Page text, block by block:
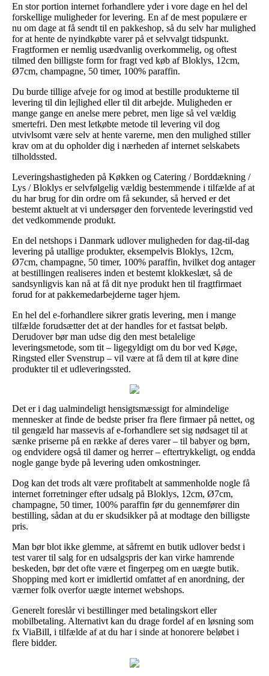
En stor portion internet forhandlere yder i vore dage en hel del
forskellige muligheder for levering. En af de mest populære er
nu om dage at få sendt til en pakkeshop, så du selv har mulighed
for at hente de nyindkøbte varer på et selvvalgt tidspunkt.
Fragtformen er nemlig usædvanlig overkommelig, og oftest
tilmed den billigste form for fragt ved køb af Bloklys, 12cm,
Ø7cm, champagne, 50 timer, 100% paraffin.
Du burde tillige afveje for og imod at bestille produkterne til
levering til din lejlighed eller til dit arbejde. Muligheden er
mange gange en anelse mere pebret, men lige så vel vældig
smertefri. Den mest letkøbte metode til levering vil dog
utvivlsomt være selv at hente varerne, men den mulighed stiller
krav om at du opholder dig i nærheden af internet selskabets
tilholdssted.
Leveringshastigheden på Køkken og Catering / Borddækning /
Lys / Bloklys er selvfølgelig vældig bestemmende i tilfælde af at
du har brug for din ordre om få sekunder, så herved er det
bestemt aktuelt at vi undersøger den forventede leveringstid ved
det vedkommende produkt.
En del netshops i Danmark udlover muligheden for dag-til-dag
levering på utallige produkter, eksempelvis Bloklys, 12cm,
Ø7cm, champagne, 50 timer, 100% paraffin, hvilket dog antager
at bestillingen realiseres inden et bestemt klokkeslæt, så de
sandsynligvis kan nå at få dit nye produkt hen til fragtfirmaet
forud for at pakkemedarbejderne tager hjem.
En hel del e-forhandlere sikrer gratis levering, men i mange
tilfælde forudsætter det at der handles for et fastsat beløb.
Derudover bør man udse dig den mest betalelige
leveringsmetode, som tit – ligegyldigt om du bor ved Køge,
Ringsted eller Svenstrup – vil være at få dem til at køre dine
produkter til et udleveringssted.
Det er i dag ualmindeligt hensigtsmæssigt for almindelige
mennesker at finde de bedste priser fra flere firmaer på nettet, og
til gengæld har massevis af e-forhandlere set sig nødsaget til at
sænke priserne på en række af deres varer – til babyer og børn,
og endvidere også til damer og herrer – eftertrykkeligt, og endda
nogle gange byde på levering uden omkostninger.
Dog kan det trods alt være profitabelt at sammenholde nogle få
internet forretninger efter udsalg på Bloklys, 12cm, Ø7cm,
champagne, 50 timer, 100% paraffin før du gennemfører din
bestilling, sådan at du er skudsikker på at modtage den billigste
pris.
Man bør blot ikke glemme, at såfremt en butik udlover bedst i
test varer til salg for en udsalgspris der kan virke hamrende
beskeden, bør det ofte være et fingerpeg om en uægte butik.
Shopping med kort er imidlertid omfattet af en anordning, der
værner folk overfor uægte internet webshops.
Generelt foreslår vi bestillinger med betalingskort eller
mobilbetaling. Alternativt kan du drage fordel af en løsning som
fx ViaBill, i tilfælde af at du har i sinde at honorere beløbet i
flere bidder.